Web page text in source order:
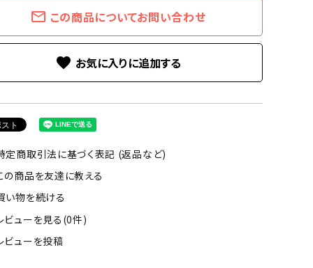
mail_outline この商品についてお問い合わせ
favorite
定商取引法に基づく表記 (返品など)
の商品を友達に教える
い物を続ける
ビューを見る(0件)
ビューを投稿